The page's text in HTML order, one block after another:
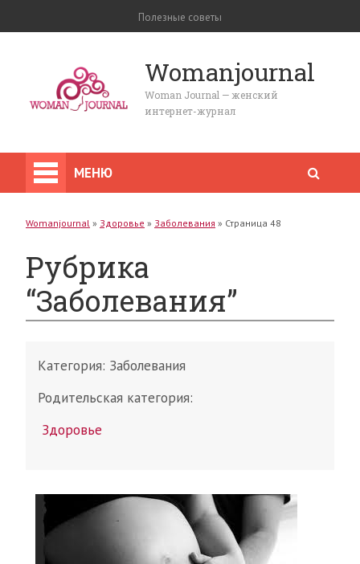
Полезные советы
Womanjournal
Woman Journal — женский
интернет-журнал
МЕНЮ
Womanjournal » Здоровье » Заболевания » Страница 48
Рубрика
“Заболевания”
Категория: Заболевания
Родительская категория:
Здоровье